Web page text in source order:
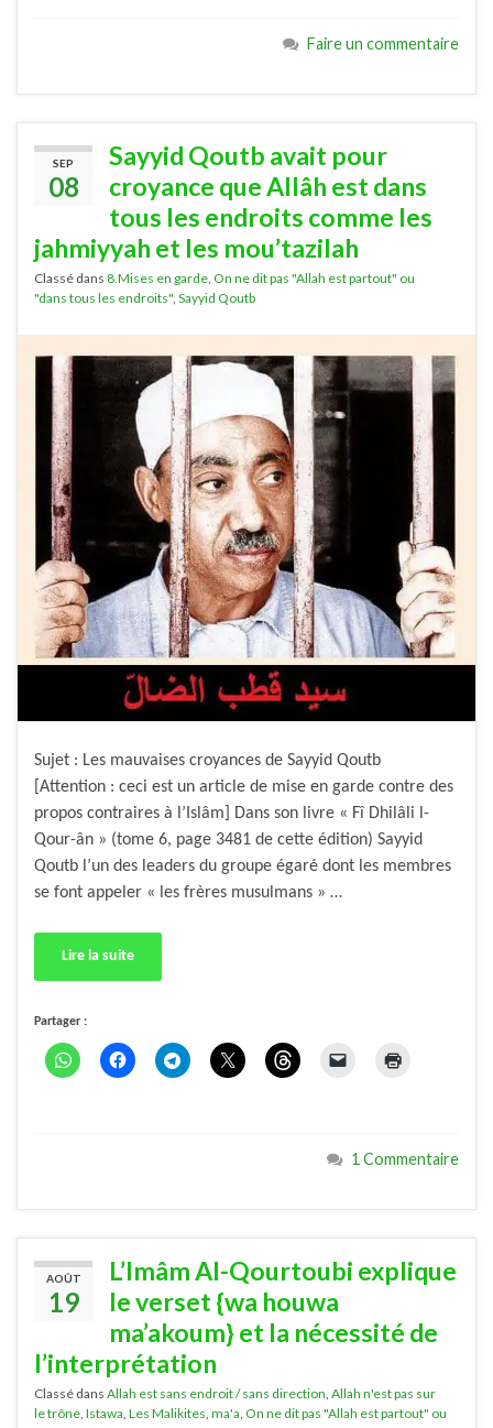
Faire un commentaire
SEP
08
Sayyid Qoutb avait pour
croyance que Allâh est dans
tous les endroits comme les
jahmiyyah et les mou’tazilah
Classé dans 8.Mises en garde On ne dit pas "Allah est partout" ou
"dans tous les endroits" Sayyid Qoutb
Sujet : Les mauvaises croyances de Sayyid Qoutb
[Attention : ceci est un article de mise en garde contre des
propos contraires à l’Islâm] Dans son livre « Fî Dhilâli l-
Qour-ân » (tome 6, page 3481 de cette édition) Sayyid
Qoutb l’un des leaders du groupe égaré dont les membres
se font appeler « les frères musulmans » …
Lire la suite
Partager :
1 Commentaire
AOÛT
19
L’Imâm Al-Qourtoubi explique
le verset {wa houwa
ma’akoum} et la nécessité de
l’interprétation
Classé dans Allah est sans endroit / sans direction Allah n'est pas sur
le trône Istawa Les Malikites ma'a On ne dit pas "Allah est partout" ou